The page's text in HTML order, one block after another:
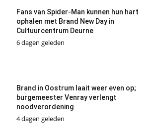
Fans van Spider-Man kunnen hun hart
ophalen met Brand New Day in
Cultuurcentrum Deurne
6 dagen geleden
Brand in Oostrum laait weer even op;
burgemeester Venray verlengt
noodverordening
4 dagen geleden